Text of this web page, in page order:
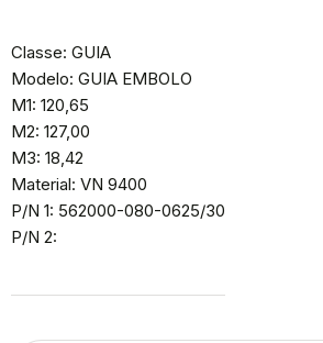
Classe: GUIA
Modelo: GUIA EMBOLO
M1: 120,65
M2: 127,00
M3: 18,42
Material: VN 9400
P/N 1: 562000-080-0625/30
P/N 2: